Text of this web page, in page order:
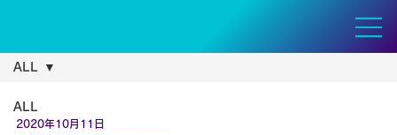
ALL
ALL
2020年10月11日